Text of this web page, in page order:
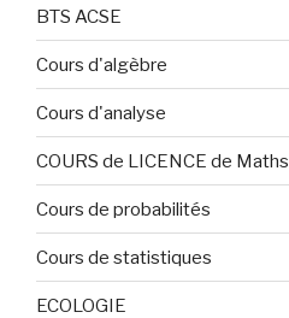
BTS ACSE
Cours d'algèbre
Cours d'analyse
COURS de LICENCE de Maths
Cours de probabilités
Cours de statistiques
ECOLOGIE